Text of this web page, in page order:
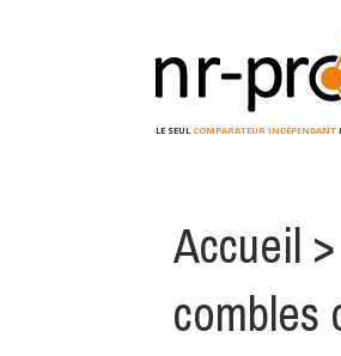
LE SEULCOMPARATEUR INDÉPENDANT
Accueil >
combles